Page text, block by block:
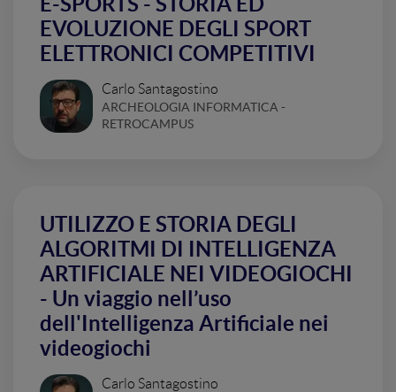
EVOLUZIONE DEGLI SPORT
ELETTRONICI COMPETITIVI
Carlo Santagostino
ARCHEOLOGIA INFORMATICA -
RETROCAMPUS
UTILIZZO E STORIA DEGLI
ALGORITMI DI INTELLIGENZA
ARTIFICIALE NEI VIDEOGIOCHI
- Un viaggio nell’uso
dell'Intelligenza Artificiale nei
videogiochi
Carlo Santagostino